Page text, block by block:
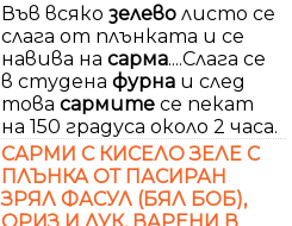
Във всяко зелево листо се
слага от плънката и се
навива на сарма....Слага се
в студена фурна и след
това сармите се пекат
на 150 градуса около 2 часа.
САРМИ С КИСЕЛО ЗЕЛЕ С
ПЛЪНКА ОТ ПАСИРАН
ЗРЯЛ ФАСУЛ (БЯЛ БОБ),
ОРИЗ И ЛУК, ВАРЕНИ В